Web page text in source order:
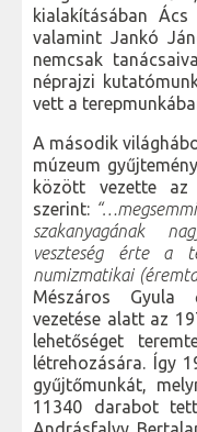
kialakításában
valamint Jankó
nemcsak
néprajzi
vett a
A második
múzeum
között vezette az
szerint:
szakanyagának
veszteség érte a
numizmatikai
Mészáros Gyula
vezetése alatt az
lehetőséget
létrehozására. Így
gyűjtőmunkát,
11340 darabot